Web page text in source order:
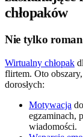
chłopaków
Nie tylko
Wirtualny chłopak
flirtem. Oto
dorosłych:
Motywacja
egzaminach,
wiadomości.